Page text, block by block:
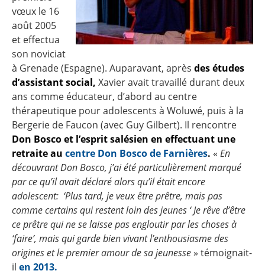
vœux le 16
août 2005
et effectua
son noviciat
à Grenade (Espagne). Auparavant, après des études
d’assistant social, Xavier avait travaillé durant deux
ans comme éducateur, d’abord au centre
thérapeutique pour adolescents à Woluwé, puis à la
Bergerie de Faucon (avec Guy Gilbert). Il rencontre
Don Bosco et l’esprit salésien en effectuant une
retraite au centre Don Bosco de Farnières. « En
découvrant Don Bosco, j’ai été particulièrement marqué
par ce qu’il avait déclaré alors qu’il était encore
adolescent: ‘Plus tard, je veux être prêtre, mais pas
comme certains qui restent loin des jeunes ‘ Je rêve d’être
ce prêtre qui ne se laisse pas engloutir par les choses à
‘faire’, mais qui garde bien vivant l’enthousiasme des
origines et le premier amour de sa jeunesse» témoignait-
il en 2013.